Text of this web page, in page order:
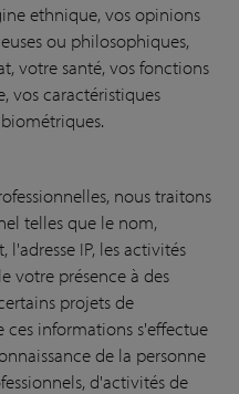
ethnique, vos opinions
ou philosophiques,
votre santé, vos fonctions
vos caractéristiques
nous traitons
telles que le nom,
l'adresse IP, les activités
votre présence à des
projets de
informations s'effectue
de la personne
d'activités de